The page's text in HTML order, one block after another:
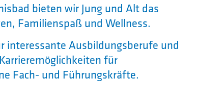
bieten wir Jung und Alt das
Familienspaß und Wellness.
interessante Ausbildungsberufe und
für
Fach- und Führungskräfte.